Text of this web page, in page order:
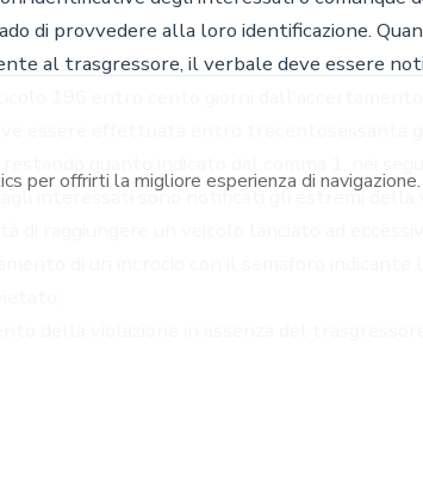
offrirti la migliore esperienza di